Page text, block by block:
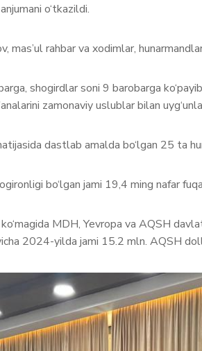
o‘tkazildi.
mas’ul rahbar va xodimlar,
shogirdlar soni 9 barobarga
zamonaviy uslublar bilan
dastlab amalda bo‘lgan 25 ta
bo‘lgan jami 19,4 ming nafar
MDH, Yevropa va AQSH
2024-yilda jami 15.2 mln. AQSH